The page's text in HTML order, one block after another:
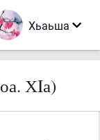
Хьаьша
ХIа)